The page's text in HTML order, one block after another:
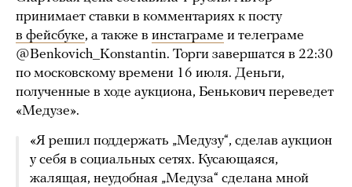
принимает ставки в комментариях к посту
в фейсбуке, а также в инстаграме и телеграме
@Benkovich_Konstantin. Торги завершатся в 22:30
по московскому времени 16 июля. Деньги,
полученные в ходе аукциона, Бенькович переведет
«Медузе».
«Я решил поддержать „Медузу“, сделав аукцион
у себя в социальных сетях. Кусающаяся,
жалящая, неудобная „Медуза“ сделана мной